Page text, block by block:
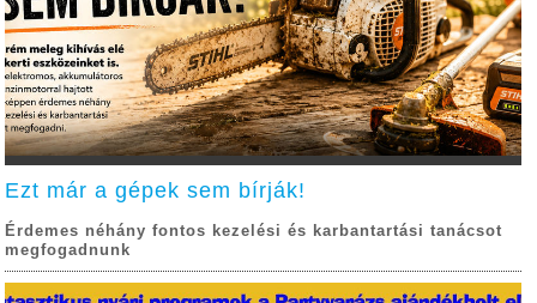
Ezt már a gépek sem bírják!
Érdemes néhány fontos kezelési és karbantartási tanácsot
megfogadnunk